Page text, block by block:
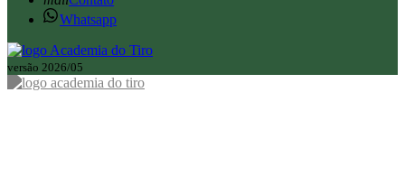
Whatsapp
versão 2026/05